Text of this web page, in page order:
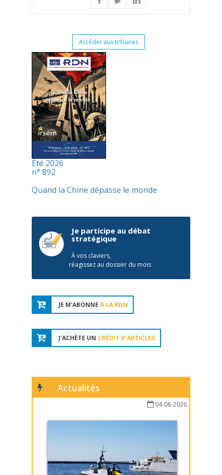
Accéder aux tribunes
Été 2026
n° 892
Quand la Chine dépasse le monde
Je participe au débat
stratégique
À vos claviers,
réagissez au dossier du mois
JE M'ABONNE À LA RDN
J'ACHÈTE UN CRÉDIT D'ARTICLES
Actualités
04-08-2026